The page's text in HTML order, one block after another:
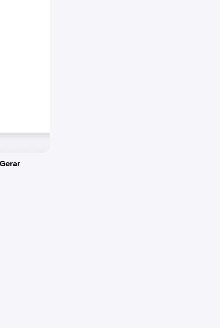
Gerar